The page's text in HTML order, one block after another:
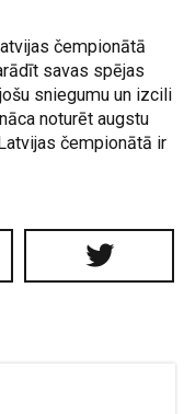
čempionātā
savas spējas
sniegumu un izcili
noturēt augstu
čempionātā ir